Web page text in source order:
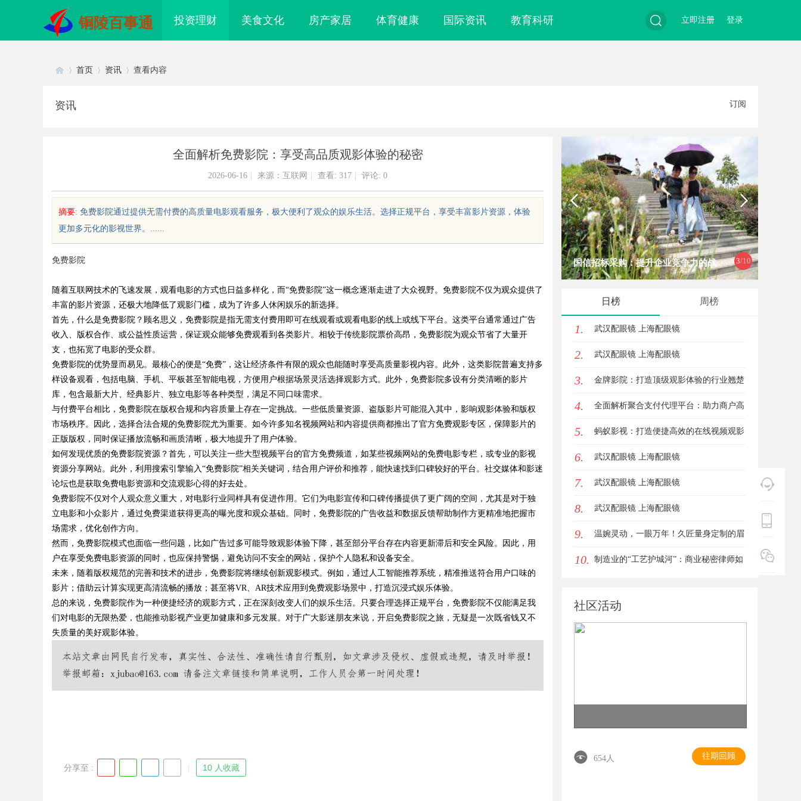
铜陵百事通 投资理财 美食文化 房产家居 体育健康 国际资讯 教育科研 登录
立即注册
uz
!
Bo
首页 资讯 查看内容
资讯 订阅
全面解析免费影院：享受高品质观影体验的秘密
2026-06-16 来源：互联网 查看: 317 评论: 0
摘要: 免费影院通过提供无需付费的高质量电影观看服务，极大便利了观众的娱乐生活。选择正规平台，享受丰富影片资源，体验
更加多元化的影视世界。......
免费影院
随着互联网技术的飞速发展，观看电影的方式也日益多样化，而“免费影院”这一概念逐渐走进了大众视野。免费影院不仅为观众提供了
丰富的影片资源，还极大地降低了观影门槛，成为了许多人休闲娱乐的新选择。
首先，什么是免费影院？顾名思义，免费影院是指无需支付费用即可在线观看或观看电影的线上或线下平台。这类平台通常通过广告
收入、版权合作、或公益性质运营，保证观众能够免费观看到各类影片。相较于传统影院票价高昂，免费影院为观众节省了大量开
支，也拓宽了电影的受众群。
免费影院的优势显而易见。最核心的便是“免费”，这让经济条件有限的观众也能随时享受高质量影视内容。此外，这类影院普遍支持多
样设备观看，包括电脑、手机、平板甚至智能电视，方便用户根据场景灵活选择观影方式。此外，免费影院多设有分类清晰的影片
库，包含最新大片、经典影片、独立电影等各种类型，满足不同口味需求。
与付费平台相比，免费影院在版权合规和内容质量上存在一定挑战。一些低质量资源、盗版影片可能混入其中，影响观影体验和版权
市场秩序。因此，选择合法合规的免费影院尤为重要。如今许多知名视频网站和内容提供商都推出了官方免费观影专区，保障影片的
正版版权，同时保证播放流畅和画质清晰，极大地提升了用户体验。
如何发现优质的免费影院资源？首先，可以关注一些大型视频平台的官方免费频道，如某些视频网站的免费电影专栏，或专业的影视
资源分享网站。此外，利用搜索引擎输入“免费影院”相关关键词，结合用户评价和推荐，能快速找到口碑较好的平台。社交媒体和影迷
论坛也是获取免费电影资源和交流观影心得的好去处。
免费影院不仅对个人观众意义重大，对电影行业同样具有促进作用。它们为电影宣传和口碑传播提供了更广阔的空间，尤其是对于独
立电影和小众影片，通过免费渠道获得更高的曝光度和观众基础。同时，免费影院的广告收益和数据反馈帮助制作方更精准地把握市
场需求，优化创作方向。
然而，免费影院模式也面临一些问题，比如广告过多可能导致观影体验下降，甚至部分平台存在内容更新滞后和安全风险。因此，用
户在享受免费电影资源的同时，也应保持警惕，避免访问不安全的网站，保护个人隐私和设备安全。
未来，随着版权规范的完善和技术的进步，免费影院将继续创新观影模式。例如，通过人工智能推荐系统，精准推送符合用户口味的
影片；借助云计算实现更高清流畅的播放；甚至将VR、AR技术应用到免费观影场景中，打造沉浸式娱乐体验。
总的来说，免费影院作为一种便捷经济的观影方式，正在深刻改变人们的娱乐生活。只要合理选择正规平台，免费影院不仅能满足我
们对电影的无限热爱，也能推动影视产业更加健康和多元发展。对于广大影迷朋友来说，开启免费影院之旅，无疑是一次既省钱又不
失质量的美好观影体验。
分享至 : 10 人收藏
3/10
眼镜 上海配眼镜
式算电协同解决方案 验与专业评测全方位揭秘
国信招标采购：提升企业竞争力的战
日榜 周榜
1. 武汉配眼镜 上海配眼镜
2. 武汉配眼镜 上海配眼镜
3. 金牌影院：打造顶级观影体验的行业翘楚
4. 全面解析聚合支付代理平台：助力商户高
效管理多渠道支付
5. 蚂蚁影视：打造便捷高效的在线视频观影
新体验
6. 武汉配眼镜 上海配眼镜
7. 武汉配眼镜 上海配眼镜
8. 武汉配眼镜 上海配眼镜
9. 温婉灵动，一眼万年！久匠量身定制的眉
眼唇，才是你整张脸的点睛之笔！淡颜系
10. 制造业的“工艺护城河”：商业秘密律师如
社区活动
654人 往期回顾